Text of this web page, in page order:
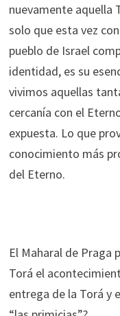
nuevamente aquella
solo que esta vez
pueblo de Israel
identidad, es su
vivimos aquellas
cercanía con el
expuesta. Lo que
conocimiento más
del Eterno.
El Maharal de Praga
Torá el
entrega de la Torá y